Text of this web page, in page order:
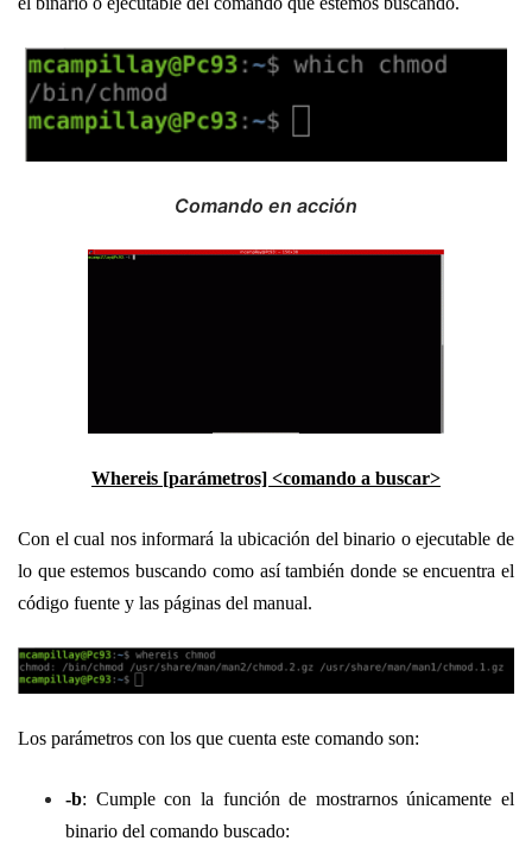
Comando en acción
Whereis [parámetros] <comando a buscar>
Con el cual nos informará la ubicación del binario o ejecutable de
lo que estemos buscando como así también donde se encuentra el
código fuente y las páginas del manual.
Los parámetros con los que cuenta este comando son:
-b: Cumple con la función de mostrarnos únicamente el
binario del comando buscado: